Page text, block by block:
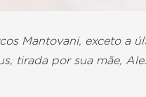
Mantovani, exceto a
tirada por sua mãe,